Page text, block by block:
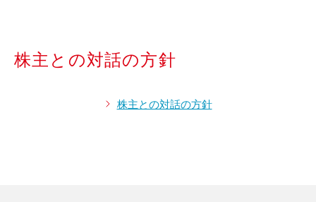
株主との対話の方針
株主との対話の方針